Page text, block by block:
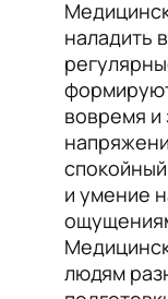
наладить
вовремя и
и умение
людям